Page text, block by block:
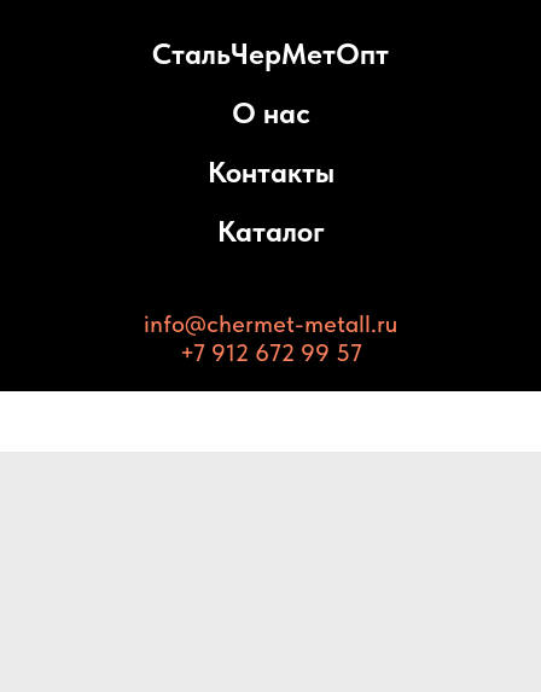
СтальЧерМетОпт
О нас
Контакты
Каталог
info@chermet-metall.ru
+7 912 672 99 57